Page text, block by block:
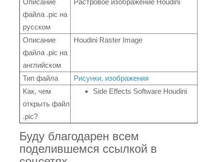
Описание
файла .pic на
русском
Растровое изображение Houdini
Описание
файла .pic на
английском
Houdini Raster Image
Тип файла
Рисунки, изображения
Как, чем
открыть файл
.pic?
Side Effects Software Houdini
Буду благодарен всем
поделившемся ссылкой в